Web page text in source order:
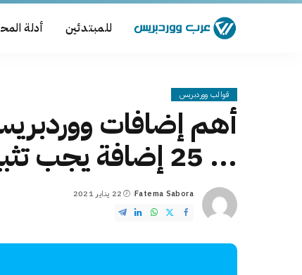
للمبتدئين أدلة
قوالب ووردبريس
أهم إضافات
... 25 إضافة يجب تثبيتها
Posted
by
Fatema Sabora 22 يناير 2021